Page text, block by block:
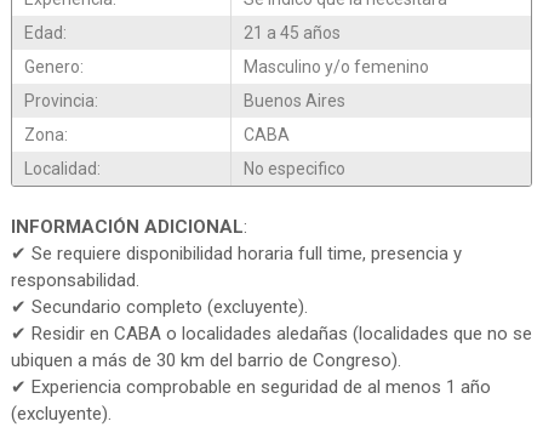
Edad:
21 a 45 años
Genero:
Masculino y/o femenino
Provincia:
Buenos Aires
Zona:
CABA
Localidad:
No especifico
INFORMACIÓN ADICIONAL:
✔ Se requiere disponibilidad horaria full time, presencia y
responsabilidad.
✔ Secundario completo (excluyente).
✔ Residir en CABA o localidades aledañas (localidades que no se
ubiquen a más de 30 km del barrio de Congreso).
✔ Experiencia comprobable en seguridad de al menos 1 año
(excluyente).